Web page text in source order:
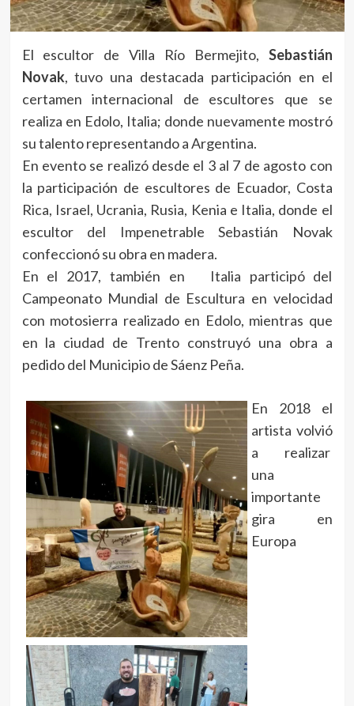
El escultor de Villa Río Bermejito, Sebastián
Novak, tuvo una destacada participación en el
certamen internacional de escultores que se
realiza en Edolo, Italia; donde nuevamente mostró
su talento representando a Argentina.
En evento se realizó desde el 3 al 7 de agosto con
la participación de escultores de Ecuador, Costa
Rica, Israel, Ucrania, Rusia, Kenia e Italia, donde el
escultor del Impenetrable Sebastián Novak
confeccionó su obra en madera.
En el 2017, también en Italia participó del
Campeonato Mundial de Escultura en velocidad
con motosierra realizado en Edolo, mientras que
en la ciudad de Trento construyó una obra a
pedido del Municipio de Sáenz Peña.
En 2018 el
artista volvió
a realizar
una
importante
gira en
Europa